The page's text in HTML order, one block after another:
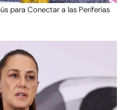
para Conectar a las Periferias